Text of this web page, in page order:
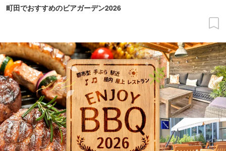
町田でおすすめのビアガーデン2026